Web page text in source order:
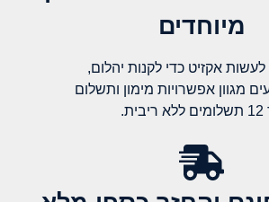
מיוחדים
אקזיט כדי לקנות יהלום,
מגוון אפשרויות מימון ותשלום